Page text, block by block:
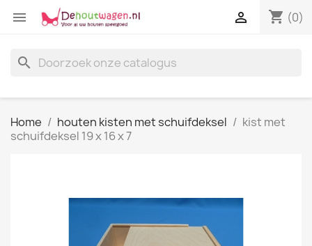
 shopping_cart (0)

search
Home houten kisten met schuifdeksel
kist met
schuifdeksel 19 x 16 x 7